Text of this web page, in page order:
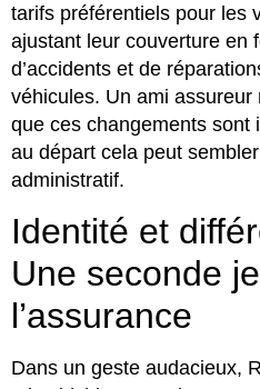
tarifs préférentiels pour les
ajustant leur couverture en
d’accidents et de
véhicules. Un ami assureur
que ces changements sont
au départ cela peut
administratif.
Identité et
Une seconde
l’assurance
Dans un geste audacieux,